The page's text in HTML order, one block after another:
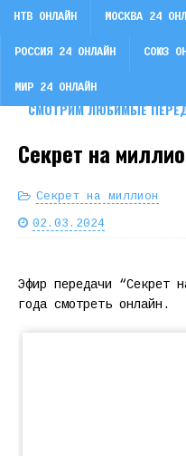
СМОТРИМ ЛЮБИМЫЕ
НТВ ОНЛАЙН МОСКВА 24
РОССИЯ 24 ОНЛАЙН СОЮЗ
МИР 24 ОНЛАЙН
Секрет на
Секрет на миллион
02.03.2024
Эфир передачи “Секрет
года смотреть онлайн.